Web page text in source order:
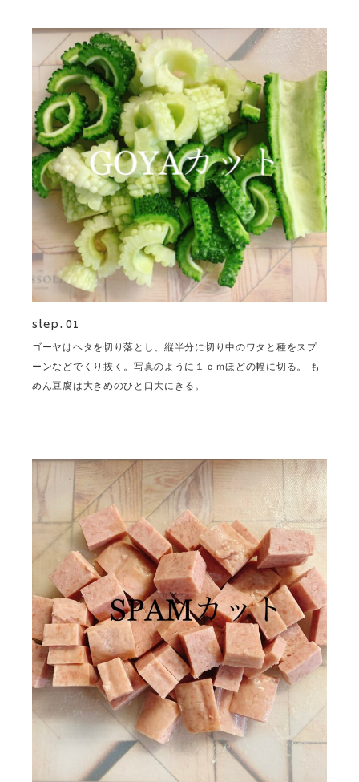
step. 01
ゴーヤはヘタを切り落とし、縦半分に切り中のワタと種をスプ
ーンなどでくり抜く。写真のように１ｃｍほどの幅に切る。 も
めん豆腐は大きめのひと口大にきる。